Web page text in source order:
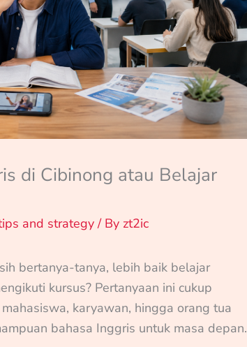
di Cibinong atau Belajar
and strategy/ By zt2ic
bertanya-tanya, lebih baik belajar
kursus? Pertanyaan ini cukup
karyawan, hingga orang tua
bahasa Inggris untuk masa depan.